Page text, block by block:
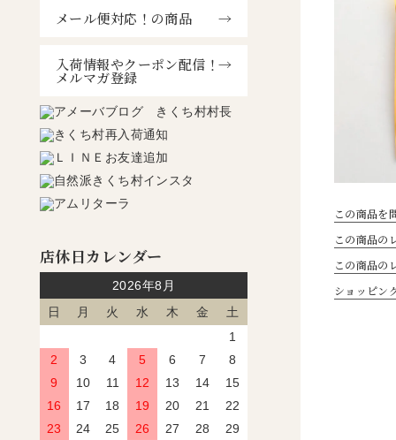
この商品を
この商品の
この商品の
ショッピン
メール便対応！の商品
入荷情報やクーポン配信！
メルマガ登録
店休日カレンダー
2026年8月
日
月 火 水 木 金
土
1
2
3 4 5 6 7
8
9
10 11 12 13 14
15
16
17 18 19 20 21
22
23
24 25 26 27 28
29